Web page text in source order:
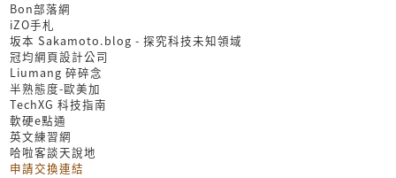
Bon部落網
iZO手札
坂本 Sakamoto.blog - 探究科技未知領域
冠均網頁設計公司
Liumang 碎碎念
半熟態度-歐美加
TechXG 科技指南
軟硬e點通
英文練習網
哈啦客談天說地
申請交換連結